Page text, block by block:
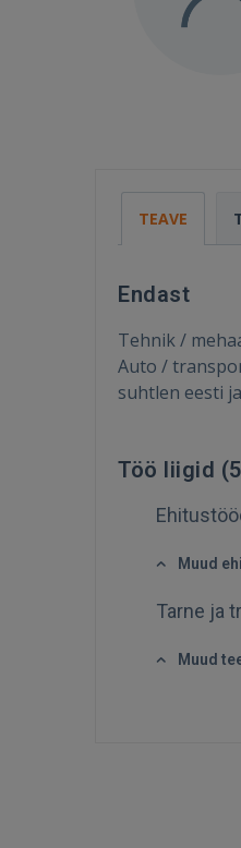
TEAVE
Endast
Tehnik /
Auto /
suhtlen eesti
Töö liigid (5
Muud
Tarne ja
Muud